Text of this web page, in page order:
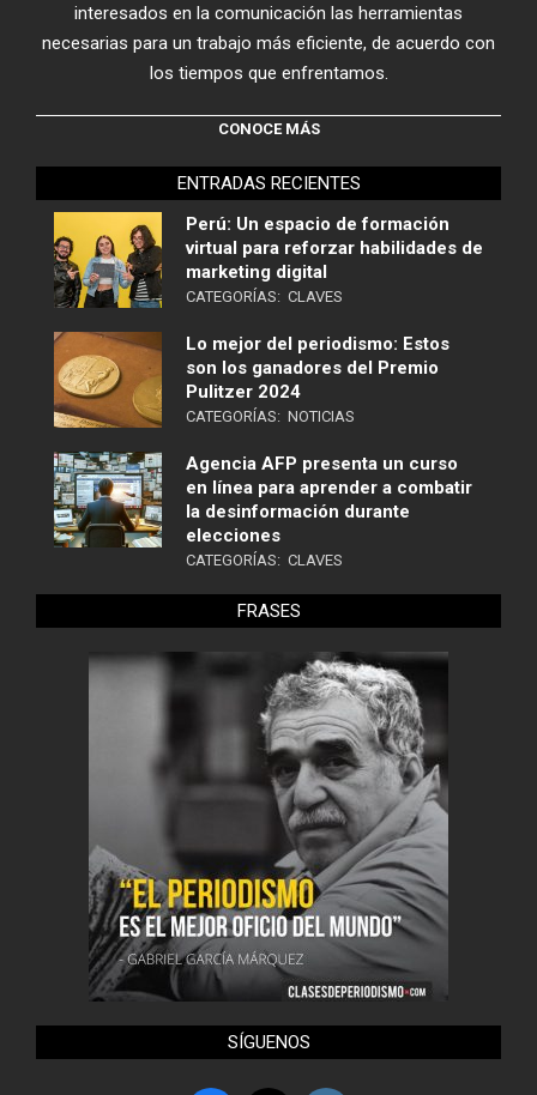
interesados en la comunicación las herramientas
necesarias para un trabajo más eficiente, de acuerdo con
los tiempos que enfrentamos.
CONOCE MÁS
ENTRADAS RECIENTES
Perú: Un espacio de formación
virtual para reforzar habilidades de
marketing digital
CATEGORÍAS: CLAVES
Lo mejor del periodismo: Estos
son los ganadores del Premio
Pulitzer 2024
CATEGORÍAS: NOTICIAS
Agencia AFP presenta un curso
en línea para aprender a combatir
la desinformación durante
elecciones
CATEGORÍAS: CLAVES
FRASES
SÍGUENOS